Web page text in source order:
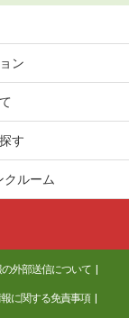
ン
す
ルーム
外部送信について
に関する免責事項